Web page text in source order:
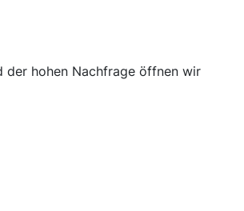
der hohen Nachfrage öffnen wir